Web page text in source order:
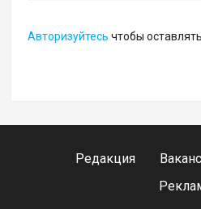
Авторизуйтесь чтобы
Редакция